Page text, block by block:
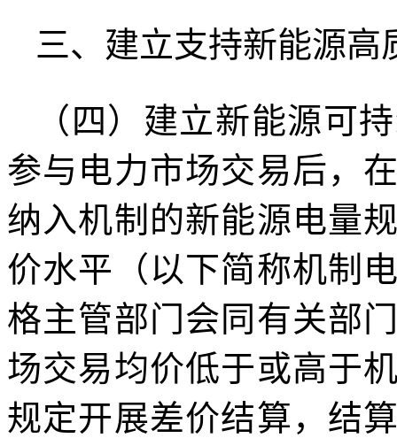
三、建立支持新能源高
（四）建立新能源可
参与电力市场交易后，
纳入机制的新能源电量
价水平（以下简称机制
格主管部门会同有关部
场交易均价低于或高于
规定开展差价结算，结